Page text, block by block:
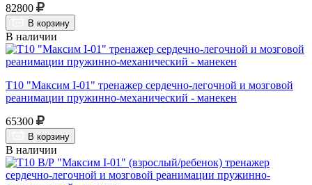
82800
В корзину
В наличии
Т10 "Максим I-01" тренажер сердечно-легочной и мозговой
реанимации пружинно-механический - манекен
65300
В корзину
В наличии